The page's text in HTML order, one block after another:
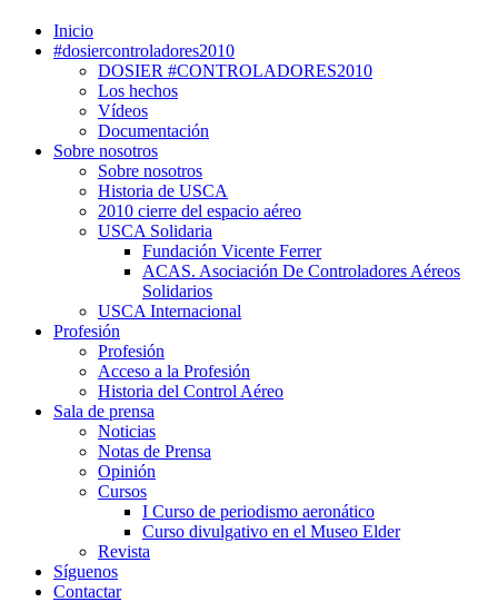
Inicio
#dosiercontroladores2010
DOSIER #CONTROLADORES2010
Los hechos
Vídeos
Documentación
Sobre nosotros
Sobre nosotros
Historia de USCA
2010 cierre del espacio aéreo
USCA Solidaria
Fundación Vicente Ferrer
ACAS. Asociación De Controladores Aéreos
Solidarios
USCA Internacional
Profesión
Profesión
Acceso a la Profesión
Historia del Control Aéreo
Sala de prensa
Noticias
Notas de Prensa
Opinión
Cursos
I Curso de periodismo aeronático
Curso divulgativo en el Museo Elder
Revista
Síguenos
Contactar